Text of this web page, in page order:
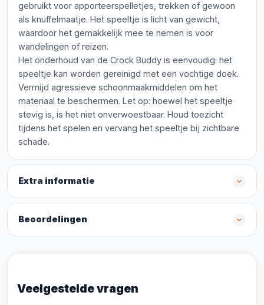
gebruikt voor apporteerspelletjes, trekken of gewoon
als knuffelmaatje. Het speeltje is licht van gewicht,
waardoor het gemakkelijk mee te nemen is voor
wandelingen of reizen.
Het onderhoud van de Crock Buddy is eenvoudig: het
speeltje kan worden gereinigd met een vochtige doek.
Vermijd agressieve schoonmaakmiddelen om het
materiaal te beschermen. Let op: hoewel het speeltje
stevig is, is het niet onverwoestbaar. Houd toezicht
tijdens het spelen en vervang het speeltje bij zichtbare
schade.
Extra informatie
Beoordelingen
Veelgestelde vragen